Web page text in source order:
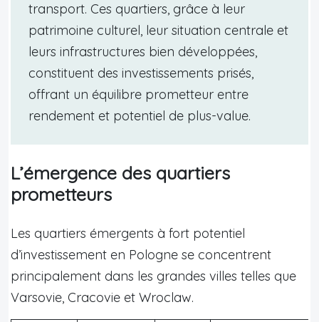
transport. Ces quartiers, grâce à leur
patrimoine culturel, leur situation centrale et
leurs infrastructures bien développées,
constituent des investissements prisés,
offrant un équilibre prometteur entre
rendement et potentiel de plus-value.
L’émergence des quartiers
prometteurs
Les quartiers émergents à fort potentiel
d’investissement en Pologne se concentrent
principalement dans les grandes villes telles que
Varsovie, Cracovie et Wroclaw.